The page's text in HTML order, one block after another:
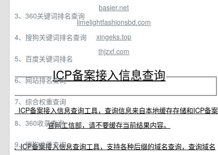
basier.net
limelightfashionsbd.com
xingeks.top
thjzxf.com
ICP备案接入信息查询
0x0、ICP备案接入信息查询工具，查询信息来自本地缓存存储和ICP备案
官网工信部，请不要缓存当前结果内容。
0x1、ICP备案接入信息查询工具，支持各种后缀的域名查询，查询域名
3、360关键词排名查询
4、搜狗关键词排名查询
5、百度关键词排名
6、网站排名查询
7、综合权重查询
8、360收录查询
9、搜狗收录查询